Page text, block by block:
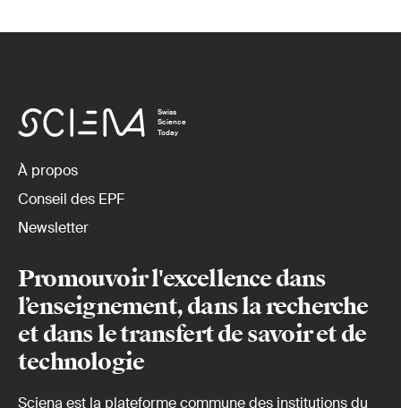
Swiss
Science
Today
À propos
Conseil des EPF
Newsletter
Promouvoir l'excellence dans
l’enseignement, dans la recherche
et dans le transfert de savoir et de
technologie
Sciena est la plateforme commune des institutions du